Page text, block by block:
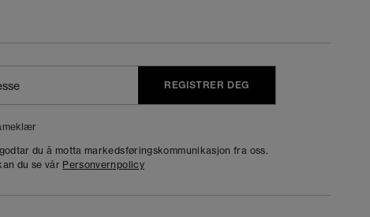
REGISTRER DEG
du å motta markedsføringskommunikasjon fra oss.
du se vår Personvernpolicy